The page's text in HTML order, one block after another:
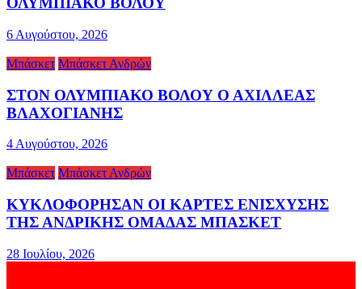
6 Αυγούστου, 2026
Μπάσκετ Μπάσκετ Ανδρών
ΣΤΟΝ ΟΛΥΜΠΙΑΚΟ ΒΟΛΟΥ Ο ΑΧΙΛΛΕΑΣ
ΒΛΑΧΟΓΙΑΝΗΣ
4 Αυγούστου, 2026
Μπάσκετ Μπάσκετ Ανδρών
ΚΥΚΛΟΦΟΡΗΣΑΝ ΟΙ ΚΑΡΤΕΣ ΕΝΙΣΧΥΣΗΣ
ΤΗΣ ΑΝΔΡΙΚΗΣ ΟΜΑΔΑΣ ΜΠΑΣΚΕΤ
28 Ιουλίου, 2026